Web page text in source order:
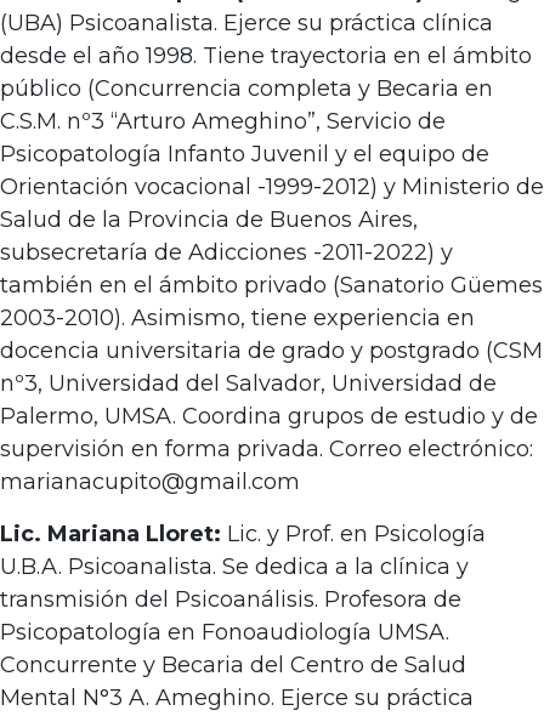
(UBA) Psicoanalista. Ejerce su práctica clínica
desde el año 1998. Tiene trayectoria en el ámbito
público (Concurrencia completa y Becaria en
C.S.M. nº3 “Arturo Ameghino”, Servicio de
Psicopatología Infanto Juvenil y el equipo de
Orientación vocacional -1999-2012) y Ministerio de
Salud de la Provincia de Buenos Aires,
subsecretaría de Adicciones -2011-2022) y
también en el ámbito privado (Sanatorio Güemes
2003-2010). Asimismo, tiene experiencia en
docencia universitaria de grado y postgrado (CSM
nº3, Universidad del Salvador, Universidad de
Palermo, UMSA. Coordina grupos de estudio y de
supervisión en forma privada. Correo electrónico:
marianacupito@gmail.com
Lic. Mariana Lloret: Lic. y Prof. en Psicología
U.B.A. Psicoanalista. Se dedica a la clínica y
transmisión del Psicoanálisis. Profesora de
Psicopatología en Fonoaudiología UMSA.
Concurrente y Becaria del Centro de Salud
Mental N°3 A. Ameghino. Ejerce su práctica